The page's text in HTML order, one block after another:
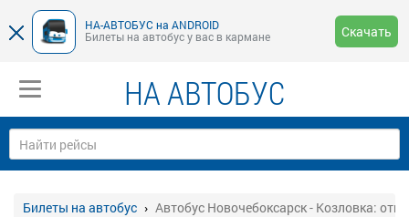
НА-АВТОБУС на ANDROID
Билеты на автобус у вас в кармане
Скачать
НА АВТОБУС
Билеты на автобус Автобус Новочебоксарск - Козловка: